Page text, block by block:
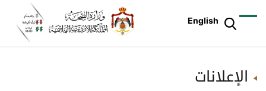
English
الإعلانات